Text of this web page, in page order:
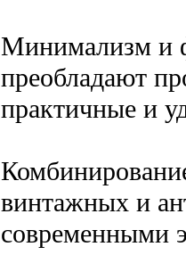
Минимализм и
преобладают
практичные и
винтажных и
современными